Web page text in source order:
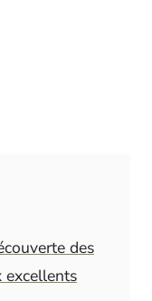
des
excellents